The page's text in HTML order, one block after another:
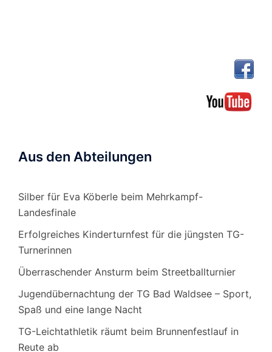
Aus den Abteilungen
Silber für Eva Köberle beim Mehrkampf-
Landesfinale
Erfolgreiches Kinderturnfest für die jüngsten TG-
Turnerinnen
Überraschender Ansturm beim Streetballturnier
Jugendübernachtung der TG Bad Waldsee – Sport,
Spaß und eine lange Nacht
TG-Leichtathletik räumt beim Brunnenfestlauf in
Reute ab